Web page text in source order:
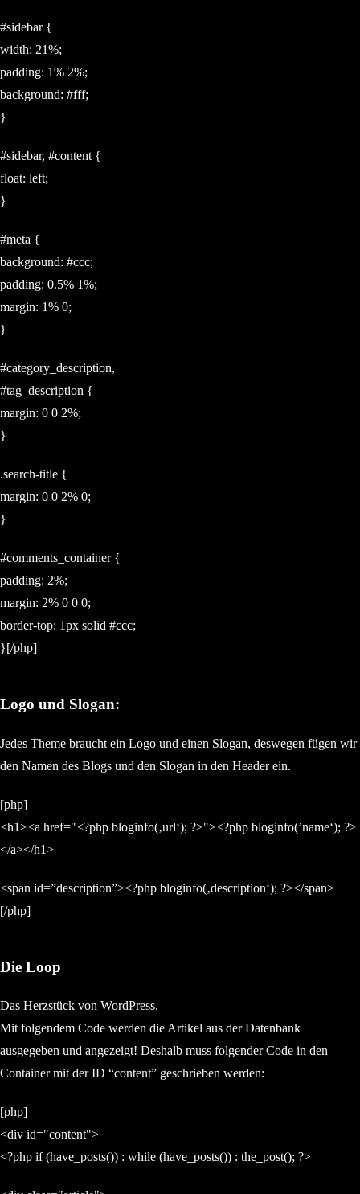
#sidebar {
width: 21%;
padding: 1% 2%;
background: #fff;
}
#sidebar, #content {
float: left;
}
#meta {
background: #ccc;
padding: 0.5% 1%;
margin: 1% 0;
}
#category_description,
#tag_description {
margin: 0 0 2%;
}
.search-title {
margin: 0 0 2% 0;
}
#comments_container {
padding: 2%;
margin: 2% 0 0 0;
border-top: 1px solid #ccc;
}[/php]
Logo und Slogan:
Jedes Theme braucht ein Logo und einen Slogan, deswegen fügen wir
den Namen des Blogs und den Slogan in den Header ein.
[php]
<h1><a href="<?php bloginfo(‚url‘); ?>"><?php bloginfo(’name‘); ?>
</a></h1>
<span id=”description”><?php bloginfo(‚description‘); ?></span>
[/php]
Die Loop
Das Herzstück von WordPress.
Mit folgendem Code werden die Artikel aus der Datenbank
ausgegeben und angezeigt! Deshalb muss folgender Code in den
Container mit der ID “content” geschrieben werden:
[php]
<div id="content">
<?php if (have_posts()) : while (have_posts()) : the_post(); ?>